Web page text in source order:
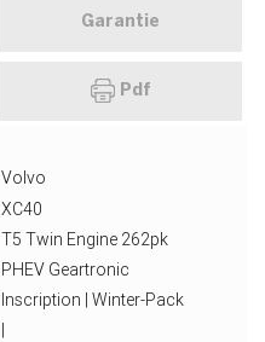
Garantie
Pdf
Volvo
XC40
T5 Twin Engine 262pk
PHEV Geartronic
Inscription | Winter-Pack